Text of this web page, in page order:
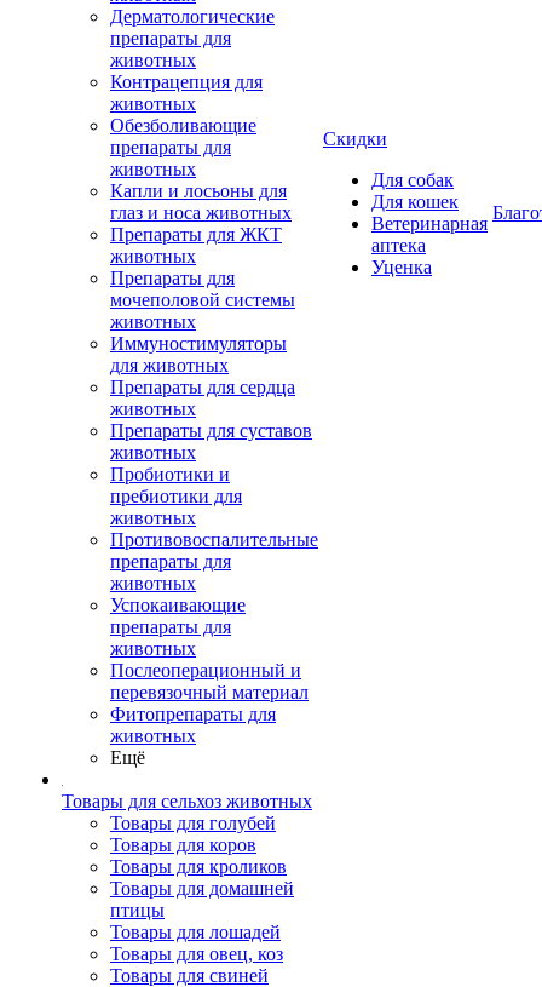
Дерматологические
препараты для
животных
Контрацепция для
животных
Обезболивающие
препараты для
животных
Капли и лосьоны для
глаз и носа животных
Препараты для ЖКТ
животных
Препараты для
мочеполовой системы
животных
Иммуностимуляторы
для животных
Препараты для сердца
животных
Препараты для суставов
животных
Пробиотики и
пребиотики для
животных
Противовоспалительные
препараты для
животных
Успокаивающие
препараты для
животных
Послеоперационный и
перевязочный материал
Фитопрепараты для
животных
Ещё
Товары для сельхоз животных
Товары для голубей
Товары для коров
Товары для кроликов
Товары для домашней
птицы
Товары для лошадей
Товары для овец, коз
Товары для свиней
Скидки
Для собак
Для кошек
Ветеринарная
аптека
Уценка